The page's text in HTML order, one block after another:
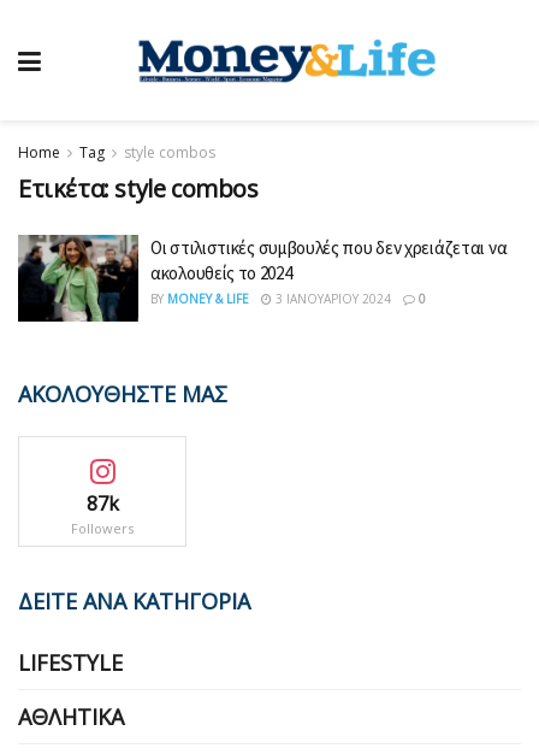
Home Tag style combos
Ετικέτα: style combos
Οι στιλιστικές συμβουλές που δεν χρειάζεται να
ακολουθείς το 2024
BY MONEY & LIFE 3 ΙΑΝΟΥΑΡΊΟΥ 2024 0
ΑΚΟΛΟΥΘΗΣΤΕ ΜΑΣ
87k
Followers
ΔΕΙΤΕ ΑΝΑ ΚΑΤΗΓΟΡΙΑ
LIFESTYLE
ΑΘΛΗΤΙΚΆ